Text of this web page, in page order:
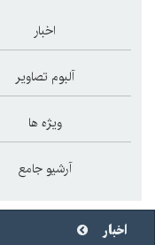
اخبار
آلبوم تصاویر
ویژه ها
آرشیو جامع
اخبار